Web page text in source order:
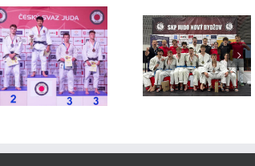
Český pohár
Nový Bydžov
Přebor kraje